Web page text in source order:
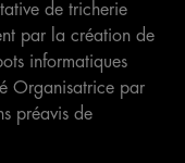
de tricherie
par la création de
informatiques
Organisatrice par
préavis de